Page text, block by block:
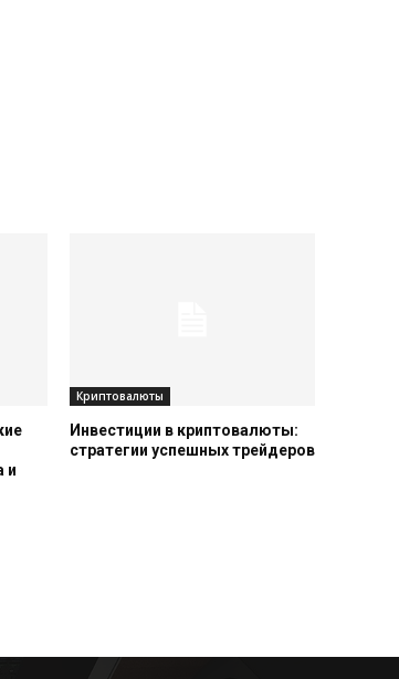
и
Криптовалюты
Инвестиции в криптовалюты:
стратегии успешных трейдеров